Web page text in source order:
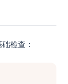
检查：